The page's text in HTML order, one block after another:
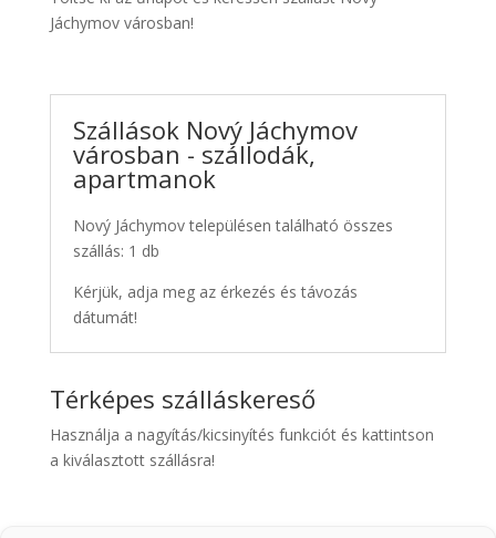
Jáchymov városban!
Szállások Nový Jáchymov
városban - szállodák,
apartmanok
Nový Jáchymov településen található összes
szállás: 1 db
Kérjük, adja meg az érkezés és távozás
dátumát!
Térképes szálláskereső
Használja a nagyítás/kicsinyítés funkciót és kattintson
a kiválasztott szállásra!